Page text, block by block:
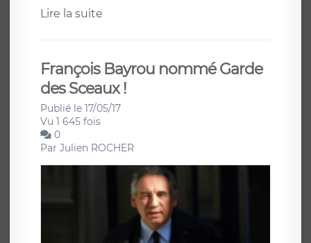
Lire la suite
François Bayrou nommé Garde
des Sceaux !
Publié le 17/05/17
Vu 1 645 fois
0
Par Julien ROCHER